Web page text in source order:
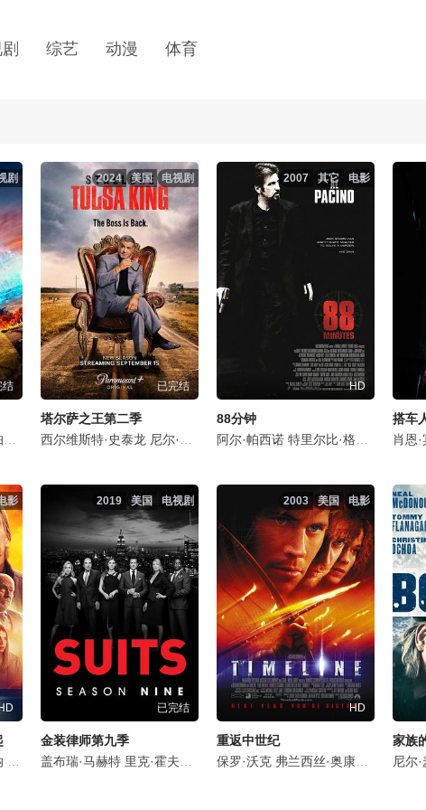
综艺 动漫 体育
·豪瑟 凯尔西·周 布雷肯·梅里尔 杰佛逊·怀特 吉尔·伯明翰 伊恩·鲍汉 丹宁
剧
结
丹妮尔·帕娜贝克 卡洛斯·瓦尔德斯 汤姆·卡瓦纳夫 杰西·马丁 维克多·加博
电视剧
美国
2024
已完结
塔尔萨之王第二季
西尔维斯特·史泰龙 尼尔·麦克唐纳 马丁·斯塔尔 杰·威尔 马克斯·凯塞
电影
其它
2007
HD
88分钟
阿尔·帕西诺 特里尔比·格洛弗 艾丽
搭车
肖恩·
尔·哈尔尼 尼尔·麦克唐纳 斯宾塞·加雷特 Kevin Hansen Darcy Hinds
影
HD
柯宾·伯恩森 贝利·切斯 萨拉·费希尔 萨姆·索尔沃 凯思琳·科胡特 格雷格·佩
电视剧
美国
2019
已完结
金装律师第九季
盖布瑞·马赫特 里克·霍夫曼 莎拉·拉弗提 帕特里克·J·亚当斯 阿曼达·
电影
美国
2003
HD
重返中世纪
保罗·沃克 弗兰西丝·奥康纳 杰拉德·
家族
尼尔